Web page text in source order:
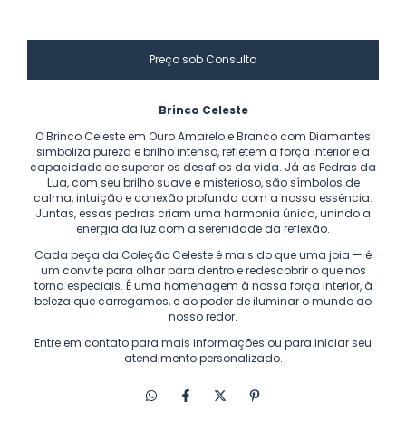
Brinco Celeste
O Brinco Celeste em Ouro Amarelo e Branco com Diamantes
simboliza pureza e brilho intenso, refletem a força interior e a
capacidade de superar os desafios da vida. Já as Pedras da
Lua, com seu brilho suave e misterioso, são símbolos de
calma, intuição e conexão profunda com a nossa essência.
Juntas, essas pedras criam uma harmonia única, unindo a
energia da luz com a serenidade da reflexão.
Cada peça da Coleção Celeste é mais do que uma joia — é
um convite para olhar para dentro e redescobrir o que nos
torna especiais. É uma homenagem à nossa força interior, à
beleza que carregamos, e ao poder de iluminar o mundo ao
nosso redor.
Entre em contato para mais informações ou para iniciar seu
atendimento personalizado.